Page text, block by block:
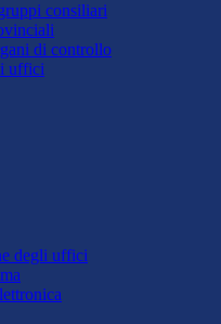
consiliari
di controllo
uffici
degli uffici